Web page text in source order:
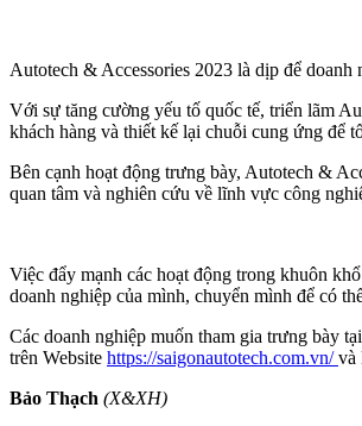
Autotech & Accessories 2023 là dịp để
Với sự tăng cường yếu tố quốc tế, triển lãm
khách hàng và thiết kế lại chuỗi cung ứng để
Bên cạnh hoạt động trưng bày, Autotech &
quan tâm và nghiên cứu về lĩnh vực công
Việc đẩy mạnh các hoạt động trong khuôn
doanh nghiệp của mình, chuyển mình để có
Các doanh nghiệp muốn tham gia trưng bày
trên Website https://saigonautotech.com.vn/và
Bảo Thạch (X&XH)